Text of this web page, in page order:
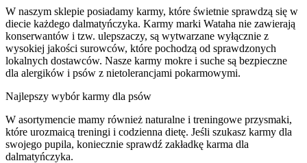
W naszym sklepie posiadamy karmy, które świetnie sprawdzą się w
diecie każdego dalmatyńczyka. Karmy marki Wataha nie zawierają
konserwantów i tzw. ulepszaczy, są wytwarzane wyłącznie z
wysokiej jakości surowców, które pochodzą od sprawdzonych
lokalnych dostawców. Nasze karmy mokre i suche są bezpieczne
dla alergików i psów z nietolerancjami pokarmowymi.
Najlepszy wybór karmy dla psów
W asortymencie mamy również naturalne i treningowe przysmaki,
które urozmaicą treningi i codzienna dietę. Jeśli szukasz karmy dla
swojego pupila, koniecznie sprawdź zakładkę karma dla
dalmatyńczyka.